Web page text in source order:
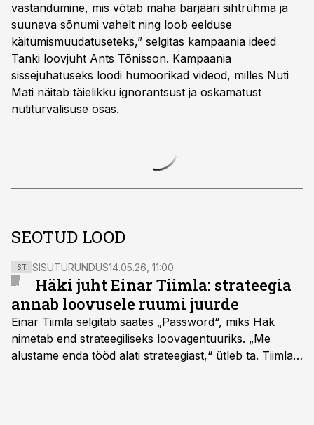
vastandumine, mis võtab maha barjääri sihtrühma ja
suunava sõnumi vahelt ning loob eelduse
käitumismuudatuseteks,” selgitas kampaania ideed
Tanki loovjuht Ants Tõnisson. Kampaania
sissejuhatuseks loodi humoorikad videod, milles Nuti
Mati näitab täielikku ignorantsust ja oskamatust
nutiturvalisuse osas.
SEOTUD LOOD
ST SISUTURUNDUS14.05.26, 11:00
Häki juht Einar Tiimla: strateegia
annab loovusele ruumi juurde
Einar Tiimla selgitab saates „Password“, miks Häk
nimetab end strateegiliseks loovagentuuriks. „Me
alustame enda tööd alati strateegiast,“ ütleb ta. Tiimla